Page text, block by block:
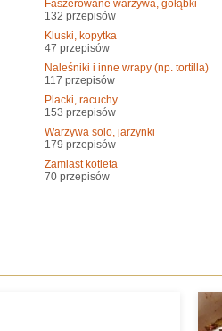
Faszerowane warzywa, gołąbki
132 przepisów
Kluski, kopytka
47 przepisów
Naleśniki i inne wrapy (np. tortilla)
117 przepisów
Placki, racuchy
153 przepisów
Warzywa solo, jarzynki
179 przepisów
Zamiast kotleta
70 przepisów